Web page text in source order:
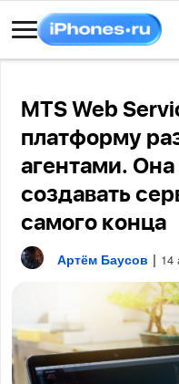
MTS Web
платформу
агентами.
создавать
самого конца
Артём Баусов | 14